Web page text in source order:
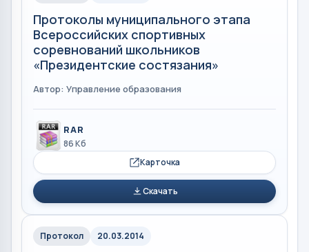
Протоколы муниципального этапа
Всероссийских спортивных
соревнований школьников
«Президентские состязания»
Автор: Управление образования
RAR
86 Кб
Карточка
Скачать
Протокол 20.03.2014